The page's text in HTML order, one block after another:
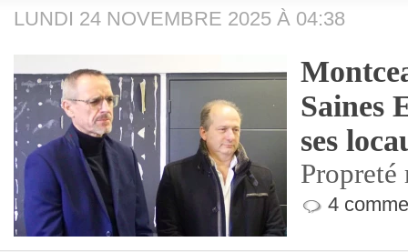
LUNDI 24 NOVEMBRE 2025 À 04:38
Saines
ses
Propreté
4